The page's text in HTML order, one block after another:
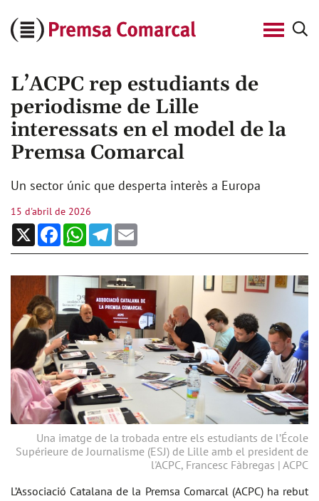
Cerca
L’ACPC rep estudiants de
periodisme de Lille
interessats en el model de la
Premsa Comarcal
Un sector únic que desperta interès a Europa
15 d'abril de 2026
X FacebookWhatsAppTelegram
Una imatge de la trobada entre els estudiants de l’École
Supérieure de Journalisme (ESJ) de Lille amb el president de
l'ACPC, Francesc Fàbregas | ACPC
L’Associació Catalana de la Premsa Comarcal (ACPC) ha rebut